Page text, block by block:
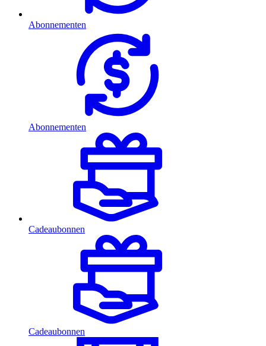
Abonnementen
Abonnementen
Cadeaubonnen
Cadeaubonnen